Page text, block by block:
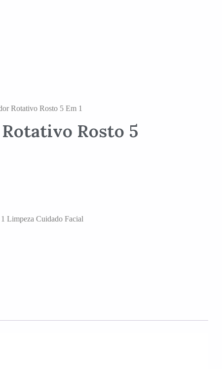
Rotativo Rosto 5 Em 1
Rosto 5
Limpeza Cuidado Facial